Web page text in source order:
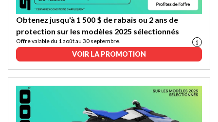
Obtenez jusqu'à 1 500 $ de rabais ou 2 ans de
protection sur les modèles 2025 sélectionnés
Offre valable du 1 août au 30 septembre.
VOIR LA PROMOTION